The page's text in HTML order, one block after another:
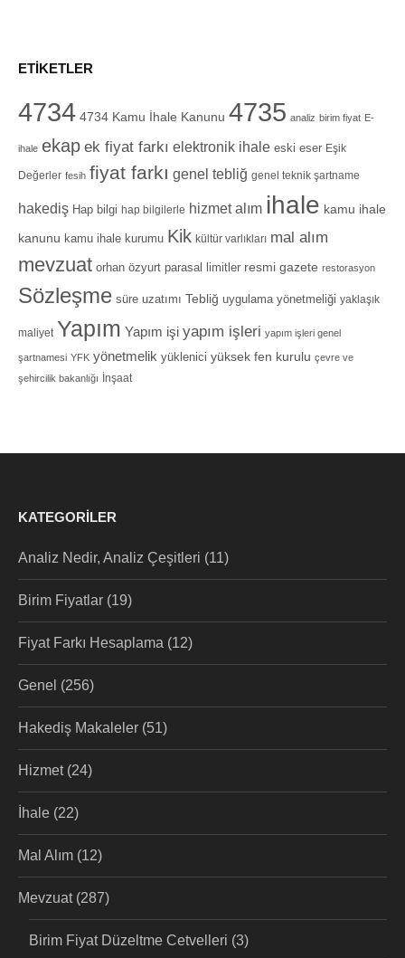
ETIKETLER
4734 4734 Kamu İhale Kanunu 4735 analiz birim fiyat E-
ihale ekap ek fiyat farkı elektronik ihale eski eser Eşik
Değerler fesih fiyat farkı genel tebliğ genel teknik şartname
hakediş Hap bilgi hap bilgilerle hizmet alım ihale kamu ihale
kanunu kamu ihale kurumu Kik kültür varlıkları mal alım
mevzuat orhan özyurt parasal limitler resmi gazete restorasyon
Sözleşme süre uzatımı Tebliğ uygulama yönetmeliği yaklaşık
maliyet Yapım Yapım işi yapım işleri yapım işleri genel
şartnamesi YFK yönetmelik yüklenici yüksek fen kurulu çevre ve
şehircilik bakanlığı İnşaat
KATEGORILER
Analiz Nedir, Analiz Çeşitleri (11)
Birim Fiyatlar (19)
Fiyat Farkı Hesaplama (12)
Genel (256)
Hakediş Makaleler (51)
Hizmet(24)
İhale (22)
Mal Alım (12)
Mevzuat(287)
Birim Fiyat Düzeltme Cetvelleri (3)